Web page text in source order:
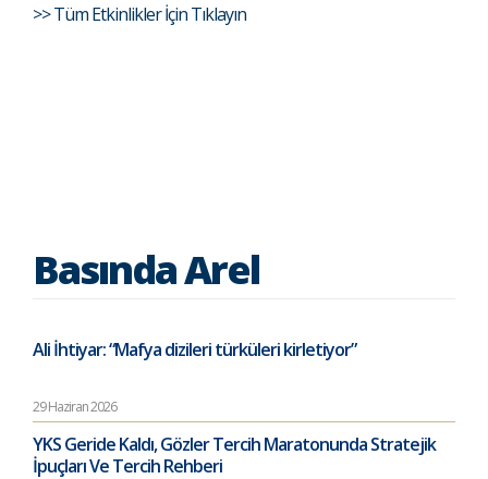
>> Tüm Etkinlikler İçin Tıklayın
Basında Arel
Ali İhtiyar: “Mafya dizileri türküleri kirletiyor”
29 Haziran 2026
YKS Geride Kaldı, Gözler Tercih Maratonunda Stratejik
İpuçları Ve Tercih Rehberi